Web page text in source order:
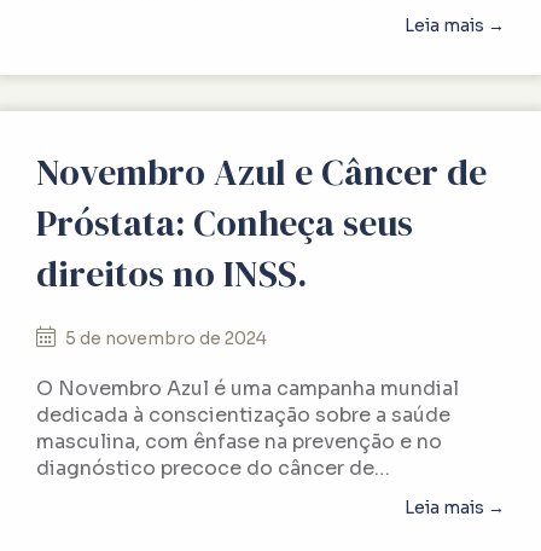
Leia mais →
Novembro Azul e Câncer de
Próstata: Conheça seus
direitos no INSS.
5 de novembro de 2024
O Novembro Azul é uma campanha mundial
dedicada à conscientização sobre a saúde
masculina, com ênfase na prevenção e no
diagnóstico precoce do câncer de…
Leia mais →